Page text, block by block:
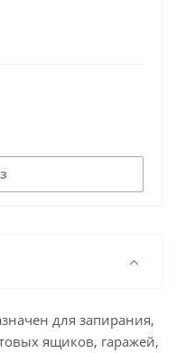
для запирания,
ящиков, гаражей,